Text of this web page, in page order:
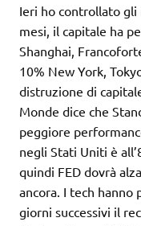
Ieri ho controllato
mesi, il capitale ha
Shanghai,
10% New York,
distruzione di
Monde dice che
peggiore
negli Stati Uniti è
quindi FED dovrà
ancora. I tech hanno
giorni successivi il